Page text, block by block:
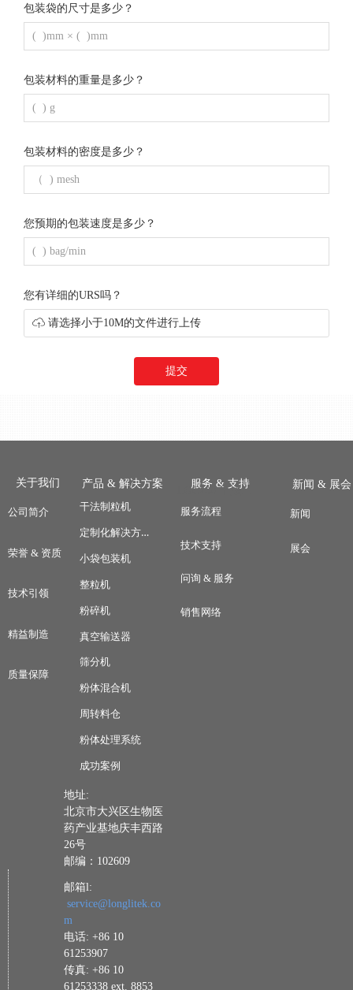
包装袋的尺寸是多少？
包装材料的重量是多少？
包装材料的密度是多少？
您预期的包装速度是多少？
您有详细的URS吗？
ꁶ 请选择小于10M的文件进行上传
提交
关于我们
公司简介
荣誉 & 资质
技术引领
精益制造
质量保障
产品 & 解决方案
新闻
展会
干法制粒机
定制化解决方案
小袋包装机
整粒机
粉碎机
真空输送器
筛分机
粉体混合机
周转料仓
粉体处理系统
成功案例
服务 & 支持
服务流程
技术支持
问询 & 服务
销售网络
新闻 & 展会
地址:
北京市大兴区生物医
药产业基地庆丰西路
26号
邮编：102609
邮箱l:
service@longlitek.co
m
电话: +86 10
61253907
传真: +86 10
61253338 ext. 8853
LGC200 干法制粒机